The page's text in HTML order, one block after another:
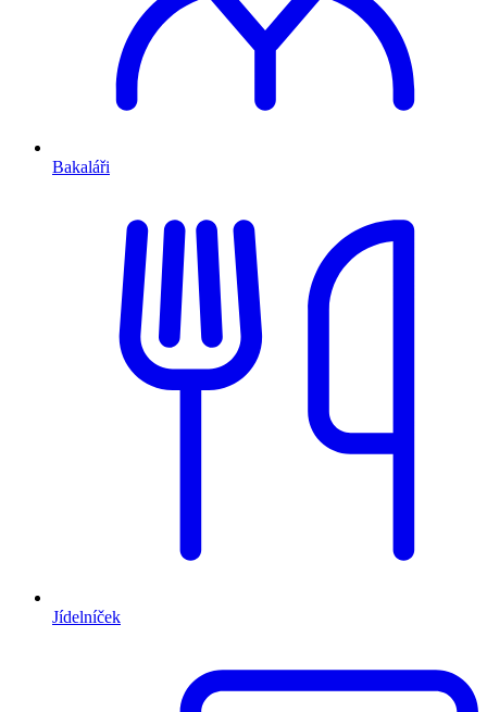
Bakaláři
Jídelníček